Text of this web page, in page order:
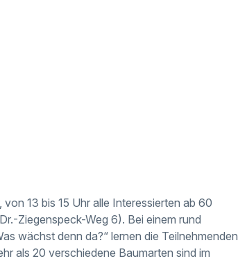
13 bis 15 Uhr alle Interessierten ab 60
Ziegenspeck-Weg 6). Bei einem rund
wächst denn da?“ lernen die Teilnehmenden
als 20 verschiedene Baumarten sind im